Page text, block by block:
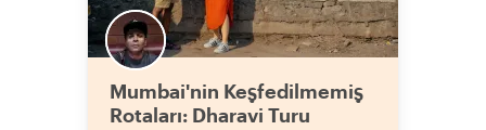
Mumbai'nin Keşfedilmemiş
Rotaları: Dharavi Turu